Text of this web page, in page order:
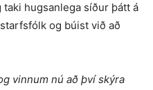
hugsanlega síður þátt á
og búist við að
vinnum nú að því skýra